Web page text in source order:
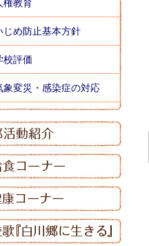
権教育
じめ防止基本方針
校評価
象変災・感染症の対応